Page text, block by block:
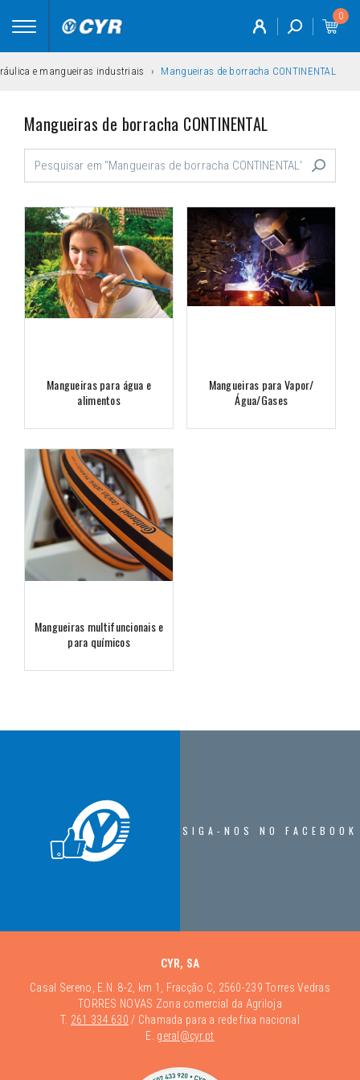
Toggle
0
e mangueiras industriais Mangueiras de borracha CONTINENTAL
Mangueiras de borracha CONTINENTAL
Mangueiras para água e
alimentos
Mangueiras para Vapor/
Água/Gases
Mangueiras multifuncionais e
para químicos
SIGA-NOS NO FACEBOOK
CYR, SA
Casal Sereno, E.N. 8-2, km 1, Fracção C, 2560-239 Torres Vedras
TORRES NOVAS Zona comercial da Agriloja
T. 261 334 630 / Chamada para a rede fixa nacional
E. geral@cyr.pt